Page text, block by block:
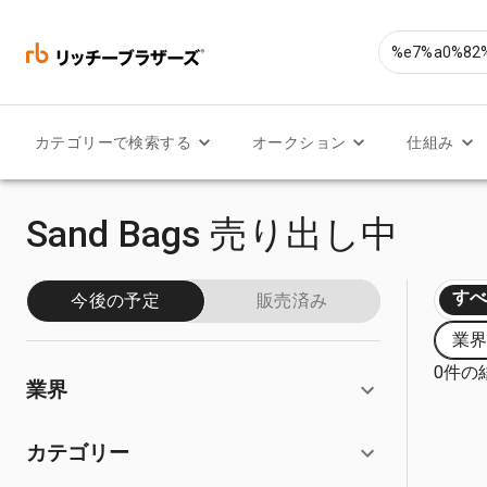
カテゴリーで検索する オークション 仕組み
Sand Bags 売り出し中
今後の予定 販売済み
業界
カテゴリー
す
業
0件の